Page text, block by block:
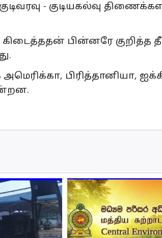
- குடியகல்வு
பின்னரே குறித்த
பிரித்தானியா,